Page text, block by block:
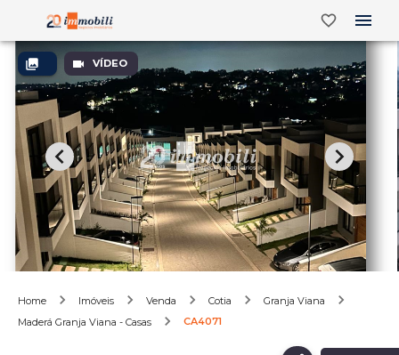
VÍDEO
Home Imóveis Venda Cotia
Granja Viana
Maderá Granja Viana - Casas
CA4071